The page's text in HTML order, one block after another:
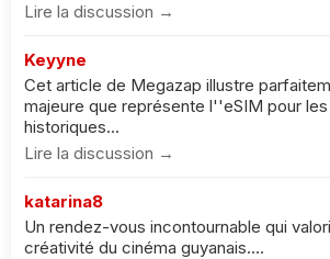
Lire la discussion →
Keyyne
Cet article de Megazap illustre
majeure que représente l''eSIM pour
historiques...
Lire la discussion →
katarina8
Un rendez-vous incontournable qui
créativité du cinéma guyanais....